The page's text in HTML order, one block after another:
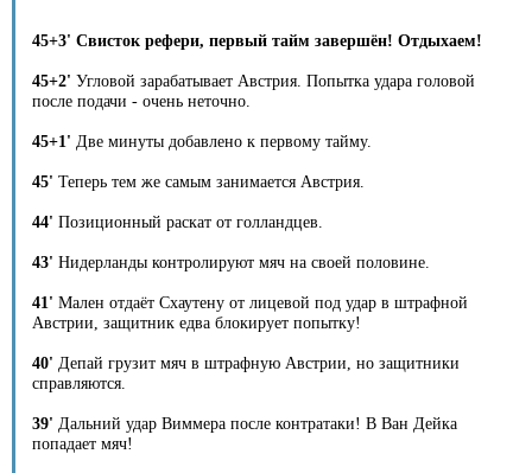
45+3' Свисток рефери, первый тайм завершён! Отдыхаем!
45+2' Угловой зарабатывает Австрия. Попытка удара головой
после подачи - очень неточно.
45+1' Две минуты добавлено к первому тайму.
45' Теперь тем же самым занимается Австрия.
44' Позиционный раскат от голландцев.
43' Нидерланды контролируют мяч на своей половине.
41' Мален отдаёт Схаутену от лицевой под удар в штрафной
Австрии, защитник едва блокирует попытку!
40' Депай грузит мяч в штрафную Австрии, но защитники
справляются.
39' Дальний удар Виммера после контратаки! В Ван Дейка
попадает мяч!